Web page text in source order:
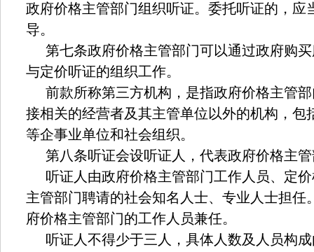
政府价格主管部门组织听证。委托听证的，应
导。
第七条政府价格主管部门可以通过政府购
与定价听证的组织工作。
前款所称第三方机构，是指政府价格主管
接相关的经营者及其主管单位以外的机构，包
等企事业单位和社会组织。
第八条听证会设听证人，代表政府价格主
听证人由政府价格主管部门工作人员、定
主管部门聘请的社会知名人士、专业人士担任
府价格主管部门的工作人员兼任。
听证人不得少于三人，具体人数及人员构